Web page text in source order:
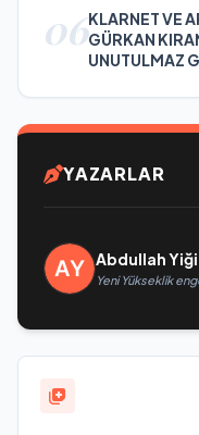
06KLARNET VE
GÜRKAN
UNUTULMAZ
YAZARLAR
Abdullah
Yeni Yükseklik